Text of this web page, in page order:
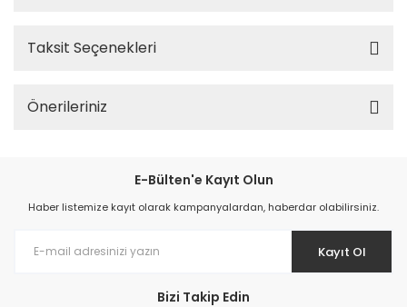
Taksit Seçenekleri
Önerileriniz
E-Bülten'e Kayıt Olun
Haber listemize kayıt olarak kampanyalardan, haberdar olabilirsiniz.
Kayıt Ol
Bizi Takip Edin